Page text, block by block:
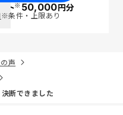
ト※50,000円分
※条件・上限あり
声
断できました